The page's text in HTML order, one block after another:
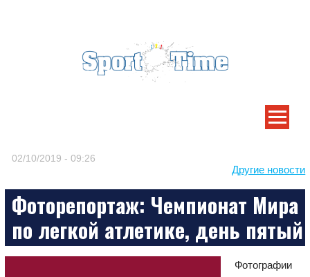
Другие новости
02/10/2019 - 09:26
Фоторепортаж: Чемпионат Мира
по легкой атлетике, день пятый
Фотографии